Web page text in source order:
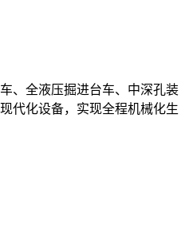
、全液压掘进台车、中深孔装
代化设备，实现全程机械化生